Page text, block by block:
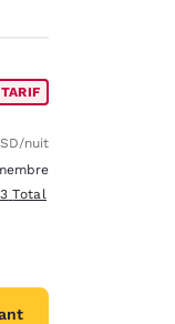
:
/nuit
les détails totaux
Total